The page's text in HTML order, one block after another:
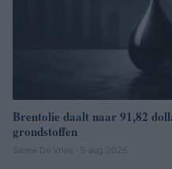
Brentolie daalt naar 91,82
grondstoffen
Sanne De Vries · 5 aug 2026